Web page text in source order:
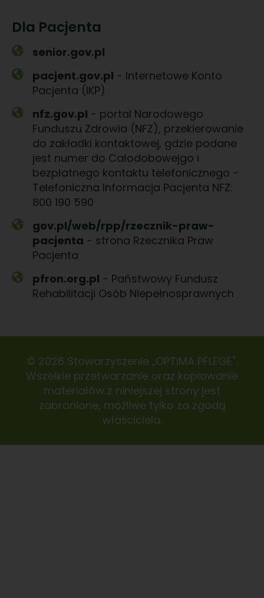
Dla Pacjenta
senior.gov.pl
pacjent.gov.pl - Internetowe Konto
Pacjenta (IKP)
nfz.gov.pl - portal Narodowego
Funduszu Zdrowia (NFZ), przekierowanie
do zakładki kontaktowej, gdzie podane
jest numer do Całodobowejgo i
bezpłatnego kontaktu telefonicznego -
Telefoniczna Informacja Pacjenta NFZ:
800 190 590
gov.pl/web/rpp/rzecznik-praw-
pacjenta - strona Rzecznika Praw
Pacjenta
pfron.org.pl - Państwowy Fundusz
Rehabilitacji Osób Niepełnosprawnych
© 2026 Stowarzyszenie „OPTIMA PFLEGE".
Wszelkie przetwarzanie oraz kopiowanie
materiałów z niniejszej strony jest
zabronione, możliwe tylko za zgodą
właściciela.